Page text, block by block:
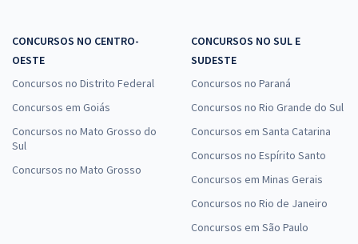
CONCURSOS NO CENTRO-
OESTE
Concursos no Distrito Federal
Concursos em Goiás
Concursos no Mato Grosso do
Sul
Concursos no Mato Grosso
CONCURSOS NO SUL E
SUDESTE
Concursos no Paraná
Concursos no Rio Grande do Sul
Concursos em Santa Catarina
Concursos no Espírito Santo
Concursos em Minas Gerais
Concursos no Rio de Janeiro
Concursos em São Paulo